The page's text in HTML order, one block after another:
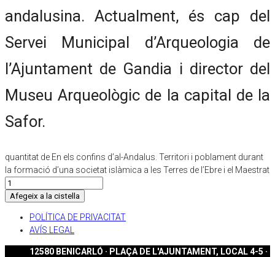
andalusina. Actualment, és cap del
Servei Municipal d’Arqueologia de
l’Ajuntament de Gandia i director del
Museu Arqueològic de la capital de la
Safor.
quantitat de En els confins d’al-Andalus. Territori i poblament durant
la formació d’una societat islàmica a les Terres de l’Ebre i el Maestrat
Afegeix a la cistella
POLÍTICA DE PRIVACITAT
AVÍS LEGAL
12580 BENICARLÓ · PLAÇA DE L'AJUNTAMENT, LOCAL 4-5 ·